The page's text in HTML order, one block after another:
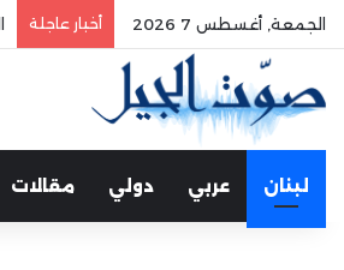
الجمعة, أغسطس 7 2026 أخبار عاجلة
لبنان عربي دولي مقالات